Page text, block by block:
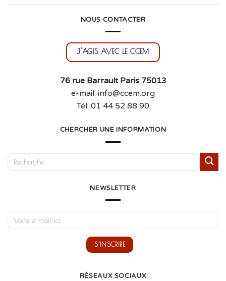
NOUS CONTACTER
J'AGIS AVEC LE CCEM
76 rue Barrault Paris 75013
e-mail: info@ccem.org
Tél: 01 44 52 88 90
CHERCHER UNE INFORMATION
NEWSLETTER
RÉSEAUX SOCIAUX